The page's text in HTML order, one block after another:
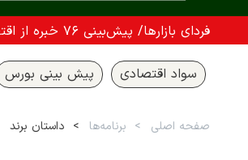
فردای بازارها/ پیش‌بینی ۷۶ خبره از اقتصاد و بازارها
سواد اقتصادی پیش بینی بورس
صفحه اصلی برنامه‌ها داستان برند